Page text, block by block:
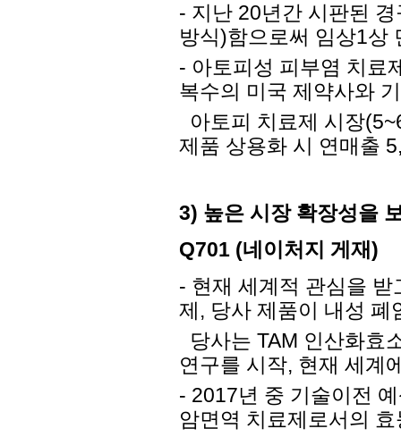
- 지난 20년간 시판된
방식)함으로써 임상1상
- 아토피성 피부염 치료
복수의 미국 제약사와
아토피 치료제 시장
제품 상용화 시 연매출
3) 높은 시장 확장성을
Q701 (네이처지 게재)
- 현재 세계적 관심을
제, 당사 제품이 내성 폐
당사는 TAM 인산화효
연구를 시작, 현재 세계
- 2017년 중 기술이전
암면역 치료제로서의